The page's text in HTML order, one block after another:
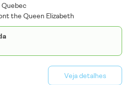
the Queen Elizabeth
Veja detalhes